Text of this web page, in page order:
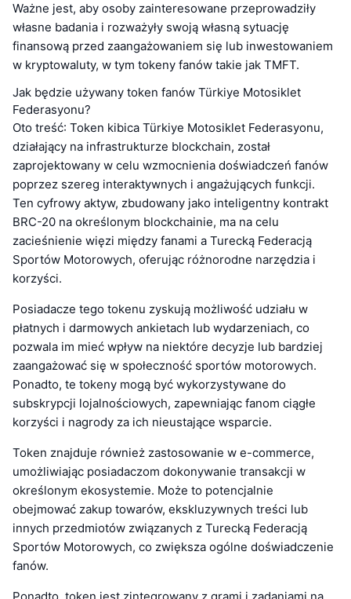
Ważne jest, aby osoby zainteresowane przeprowadziły
własne badania i rozważyły swoją własną sytuację
finansową przed zaangażowaniem się lub inwestowaniem
w kryptowaluty, w tym tokeny fanów takie jak TMFT.
Jak będzie używany token fanów Türkiye Motosiklet
Federasyonu?
Oto treść: Token kibica Türkiye Motosiklet Federasyonu,
działający na infrastrukturze blockchain, został
zaprojektowany w celu wzmocnienia doświadczeń fanów
poprzez szereg interaktywnych i angażujących funkcji.
Ten cyfrowy aktyw, zbudowany jako inteligentny kontrakt
BRC-20 na określonym blockchainie, ma na celu
zacieśnienie więzi między fanami a Turecką Federacją
Sportów Motorowych, oferując różnorodne narzędzia i
korzyści.
Posiadacze tego tokenu zyskują możliwość udziału w
płatnych i darmowych ankietach lub wydarzeniach, co
pozwala im mieć wpływ na niektóre decyzje lub bardziej
zaangażować się w społeczność sportów motorowych.
Ponadto, te tokeny mogą być wykorzystywane do
subskrypcji lojalnościowych, zapewniając fanom ciągłe
korzyści i nagrody za ich nieustające wsparcie.
Token znajduje również zastosowanie w e-commerce,
umożliwiając posiadaczom dokonywanie transakcji w
określonym ekosystemie. Może to potencjalnie
obejmować zakup towarów, ekskluzywnych treści lub
innych przedmiotów związanych z Turecką Federacją
Sportów Motorowych, co zwiększa ogólne doświadczenie
fanów.